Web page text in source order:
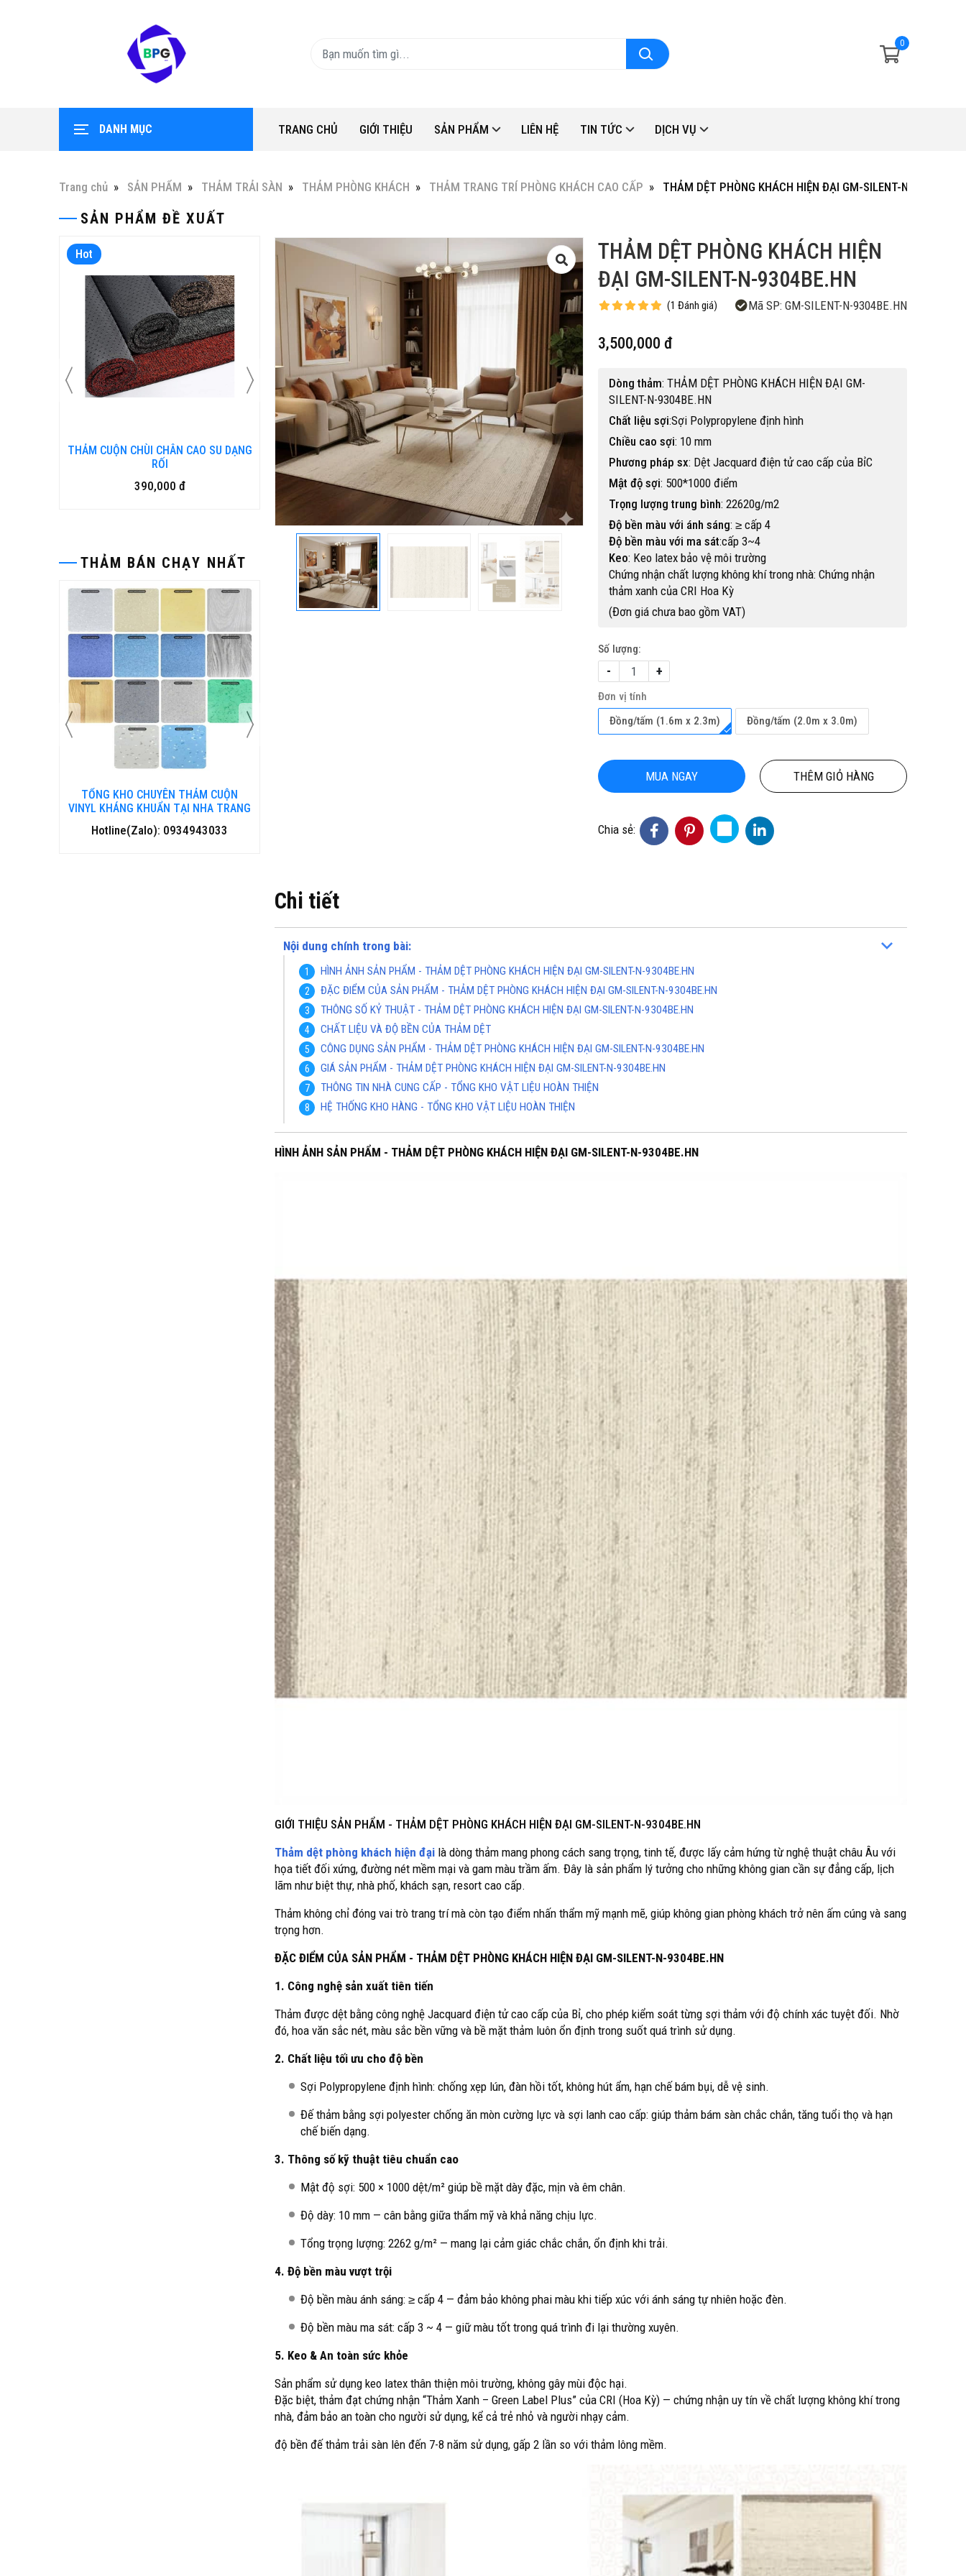
0
DANH MỤC TRANG CHỦ GIỚI THIỆU SẢN PHẨM LIÊN HỆ TIN TỨC DỊCH VỤ
Trang chủ SẢN PHẨM THẢM TRẢI SÀN THẢM PHÒNG KHÁCH THẢM TRANG TRÍ PHÒNG KHÁCH CAO CẤP THẢM DỆT PHÒNG KHÁCH HIỆN ĐẠI GM-SILENT-N-
SẢN PHẨM ĐỀ XUẤT
Hot
Bàn ghế gỗ nhựa ngoài trời BP-456
15,500,000 đ
THẢM BÁN CHẠY NHẤT
TỔNG KHO CHUYÊN THẢM CUỘN
VINYL KHÁNG KHUẨN TẠI ĐÀ NẴNG
Hotline(Zalo): 0934943033
TỔNG KHO CHUYÊN THẢM CUỘN
Hotline(Zalo): 0934943033
Hot
THẢM CUỘN VINYL KHÁNG KHUẨN
155,000 đ
THẢM DỆT PHÒNG KHÁCH HIỆN
ĐẠI GM-SILENT-N-9304BE.HN
(1 Đánh giá) Mã SP: GM-SILENT-N-9304BE.HN
3,500,000 đ
Dòng thảm: THẢM DỆT PHÒNG KHÁCH HIỆN ĐẠI GM-
SILENT-N-9304BE.HN
Chất liệu sợi:Sợi Polypropylene định hình
Chiều cao sợi: 10 mm
Phương pháp sx: Dệt Jacquard điện tử cao cấp của BỉC
Mật độ sợi: 500*1000 điểm
Trọng lượng trung bình: 22620g/m2
Độ bền màu với ánh sáng: ≥ cấp 4
Độ bền màu với ma sát:cấp 3~4
Keo: Keo latex bảo vệ môi trường
Chứng nhận chất lượng không khí trong nhà: Chứng nhận
thảm xanh của CRI Hoa Kỳ
(Đơn giá chưa bao gồm VAT)
Số lượng:
- +
Đơn vị tính
Đồng/tấm (1.6m x 2.3m)
Đồng/tấm (2.0m x 3.0m)
MUA NGAY THÊM GIỎ HÀNG
Chia sẻ:
Chi tiết
Nội dung chính trong bài:
HÌNH ẢNH SẢN PHẨM - THẢM DỆT PHÒNG KHÁCH HIỆN ĐẠI GM-SILENT-N-9304BE.HN
ĐẶC ĐIỂM CỦA SẢN PHẨM - THẢM DỆT PHÒNG KHÁCH HIỆN ĐẠI GM-SILENT-N-9304BE.HN
THÔNG SỐ KỶ THUẬT - THẢM DỆT PHÒNG KHÁCH HIỆN ĐẠI GM-SILENT-N-9304BE.HN
CHẤT LIỆU VÀ ĐỘ BỀN CỦA THẢM DỆT
CÔNG DỤNG SẢN PHẨM - THẢM DỆT PHÒNG KHÁCH HIỆN ĐẠI GM-SILENT-N-9304BE.HN
GIÁ SẢN PHẨM - THẢM DỆT PHÒNG KHÁCH HIỆN ĐẠI GM-SILENT-N-9304BE.HN
THÔNG TIN NHÀ CUNG CẤP - TỔNG KHO VẬT LIỆU HOÀN THIỆN
HỆ THỐNG KHO HÀNG - TỔNG KHO VẬT LIỆU HOÀN THIỆN
HÌNH ẢNH SẢN PHẨM - THẢM DỆT PHÒNG KHÁCH HIỆN ĐẠI GM-SILENT-N-9304BE.HN
GIỚI THIỆU SẢN PHẨM - THẢM DỆT PHÒNG KHÁCH HIỆN ĐẠI GM-SILENT-N-9304BE.HN
Thảm dệt phòng khách hiện đại là dòng thảm mang phong cách sang trọng, tinh tế, được lấy cảm hứng từ nghệ thuật châu Âu với
họa tiết đối xứng, đường nét mềm mại và gam màu trầm ấm. Đây là sản phẩm lý tưởng cho những không gian cần sự đẳng cấp, lịch
lãm như biệt thự, nhà phố, khách sạn, resort cao cấp.
Thảm không chỉ đóng vai trò trang trí mà còn tạo điểm nhấn thẩm mỹ mạnh mẽ, giúp không gian phòng khách trở nên ấm cúng và sang
trọng hơn.
ĐẶC ĐIỂM CỦA SẢN PHẨM - THẢM DỆT PHÒNG KHÁCH HIỆN ĐẠI GM-SILENT-N-9304BE.HN
1. Công nghệ sản xuất tiên tiến
Thảm được dệt bằng công nghệ Jacquard điện tử cao cấp của Bỉ, cho phép kiểm soát từng sợi thảm với độ chính xác tuyệt đối. Nhờ
đó, hoa văn sắc nét, màu sắc bền vững và bề mặt thảm luôn ổn định trong suốt quá trình sử dụng.
2. Chất liệu tối ưu cho độ bền
Sợi Polypropylene định hình: chống xẹp lún, đàn hồi tốt, không hút ẩm, hạn chế bám bụi, dễ vệ sinh.
Đế thảm bằng sợi polyester chống ăn mòn cường lực và sợi lanh cao cấp: giúp thảm bám sàn chắc chắn, tăng tuổi thọ và hạn
chế biến dạng.
3. Thông số kỹ thuật tiêu chuẩn cao
Mật độ sợi: 500 × 1000 dệt/m² giúp bề mặt dày đặc, mịn và êm chân.
Độ dày: 10 mm — cân bằng giữa thẩm mỹ và khả năng chịu lực.
Tổng trọng lượng: 2262 g/m² — mang lại cảm giác chắc chắn, ổn định khi trải.
4. Độ bền màu vượt trội
Độ bền màu ánh sáng: ≥ cấp 4 — đảm bảo không phai màu khi tiếp xúc với ánh sáng tự nhiên hoặc đèn.
Độ bền màu ma sát: cấp 3 ~ 4 — giữ màu tốt trong quá trình đi lại thường xuyên.
5. Keo & An toàn sức khỏe
Sản phẩm sử dụng keo latex thân thiện môi trường, không gây mùi độc hại.
Đặc biệt, thảm đạt chứng nhận “Thảm Xanh – Green Label Plus” của CRI (Hoa Kỳ) — chứng nhận uy tín về chất lượng không khí trong
nhà, đảm bảo an toàn cho người sử dụng, kể cả trẻ nhỏ và người nhạy cảm.
độ bền đế thảm trải sàn lên đến 7-8 năm sử dụng, gấp 2 lần so với thảm lông mềm.